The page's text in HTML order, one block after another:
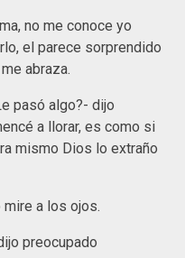
no me conoce yo
el parece sorprendido
abraza.
pasó algo?- dijo
a llorar, es como si
mismo Dios lo extraño
a los ojos.
preocupado